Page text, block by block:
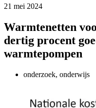
21 mei 2024
Warmtenetten
dertig procent
warmtepompen
onderzoek, onderwijs